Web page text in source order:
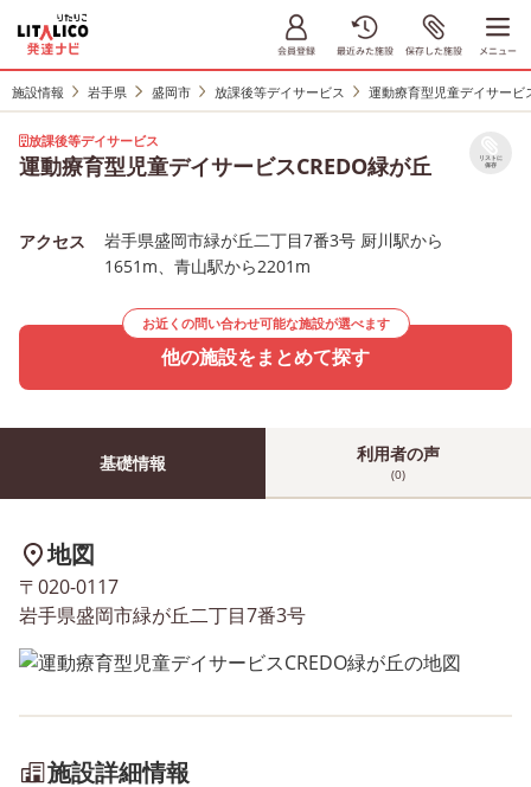
施設情報 岩手県 盛岡市 放課後等デイサービス 運動療育型児童デイサービ
放課後等デイサービス
運動療育型児童デイサービスCREDO緑が丘 リストに
保存
アクセス
岩手県盛岡市緑が丘二丁目7番3号 厨川駅から
1651m、青山駅から2201m
お近くの問い合わせ可能な施設が選べます
他の施設をまとめて探す
基礎情報 利用者の声
(0)
地図
〒020-0117
岩手県盛岡市緑が丘二丁目7番3号
施設詳細情報